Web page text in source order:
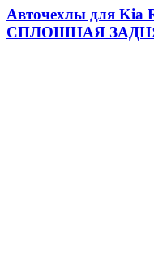
Авточехлы для Kia
СПЛОШНАЯ